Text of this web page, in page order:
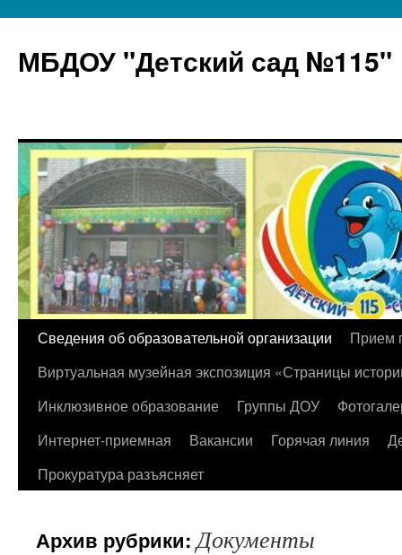
МБДОУ "Детский сад №115"
Перейти
содержимому
Сведения об образовательной организации
Прием
Виртуальная музейная экспозиция «Страницы
Инклюзивное образование
Группы ДОУ
Интернет-приемная
Вакансии Горячая линия
Прокуратура разъясняет
Архив рубрики:Документы